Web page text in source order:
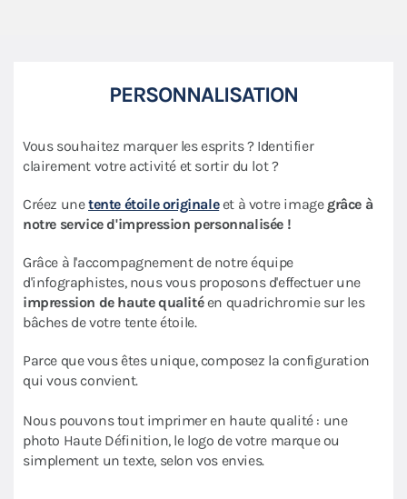
PERSONNALISATION
Vous souhaitez marquer les esprits ? Identifier
clairement votre activité et sortir du lot ?
Créez unetente étoile originaleet à votre imagegrâce à
notre service d'impression personnalisée !
Grâce à l'accompagnement de notre équipe
d'infographistes, nous vous proposons d'effectuer une
impression de haute qualitéen quadrichromie sur les
bâches de votre tente étoile.
Parce que vous êtes unique, composez la configuration
qui vous convient.
Nous pouvons tout imprimer en haute qualité : une
photo Haute Définition, le logo de votre marque ou
simplement un texte, selon vos envies.